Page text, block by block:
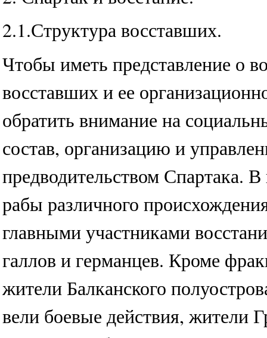
2.1.Структура восставших.
Чтобы иметь представление о
восставших и ее
обратить внимание на
состав, организацию и
предводительством Спартака.
рабы различного
главными участниками
галлов и германцев. Кроме
жители Балканского
вели боевые действия, жители